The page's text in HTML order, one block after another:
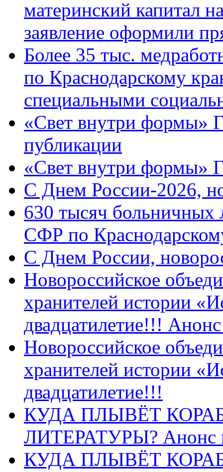
материнский капитал
заявление оформили
Более 35 тыс.
по Краснодарскому
специальными
«Свет внутри формы»
публикации
«Свет внутри формы»
C Днем России-2026,
630 тысяч больничных
СФР по
C Днем России,
Новороссийское
хранителей истории
двадцатилетие!!!
Новороссийское
хранителей истории
двадцатилетие!!!
КУДА ПЛЫВЁТ
ЛИТЕРАТУРЫ? Анонс
КУДА ПЛЫВЁТ